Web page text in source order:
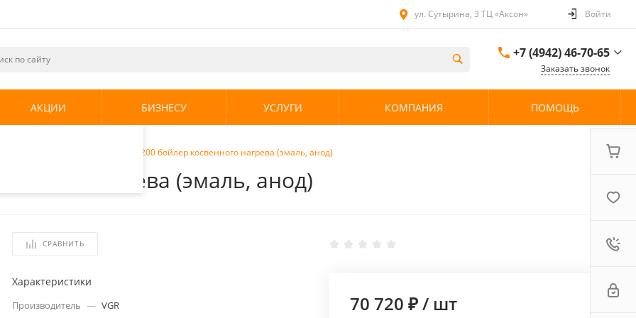
и
использования.
.
ул. Сутырина, 3 ТЦ «Аксон» Войти
+7 (4942) 46-70-65
ул. Сутырина, 3 ТЦ
Заказать звонок
АКЦИИ БИЗНЕСУ УСЛУГИ КОМПАНИЯ ПОМОЩЬ
VGR VIH R CN 200 бойлер косвенного нагрева (эмаль, анод)
нагрева (эмаль, анод)
СРАВНИТЬ
Характеристики
Производитель — VGR
70 720 ₽/ шт